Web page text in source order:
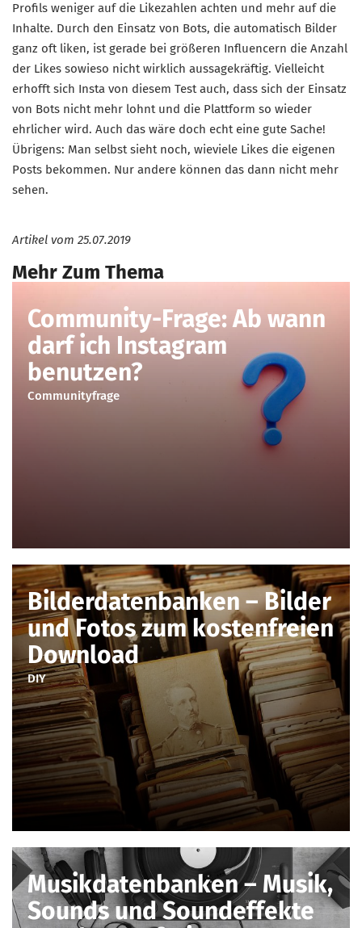
Profils weniger auf die Likezahlen achten und mehr auf die
Inhalte. Durch den Einsatz von Bots, die automatisch Bilder
ganz oft liken, ist gerade bei größeren Influencern die Anzahl
der Likes sowieso nicht wirklich aussagekräftig. Vielleicht
erhofft sich Insta von diesem Test auch, dass sich der Einsatz
von Bots nicht mehr lohnt und die Plattform so wieder
ehrlicher wird. Auch das wäre doch echt eine gute Sache!
Übrigens: Man selbst sieht noch, wieviele Likes die eigenen
Posts bekommen. Nur andere können das dann nicht mehr
sehen.
Artikel vom 25.07.2019
Mehr Zum Thema
Community-Frage: Ab wann
darf ich Instagram
benutzen?
Communityfrage
Bilderdatenbanken – Bilder
und Fotos zum kostenfreien
Download
DIY
Musikdatenbanken – Musik,
Sounds und Soundeffekte